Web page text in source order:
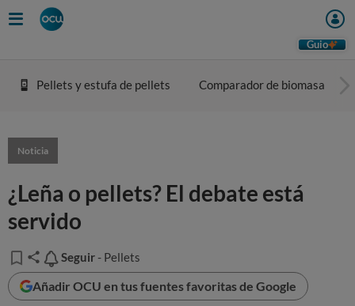
Guio
Pellets y estufa de pellets Comparador de biomasa
Noticia
¿Leña o pellets? El debate está
servido
Seguir
Seguir - Pellets
Añadir OCU en tus fuentes favoritas de Google